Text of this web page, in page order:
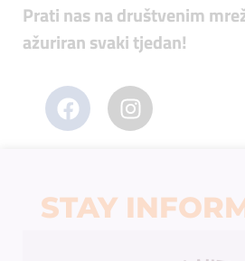
Prati nas na društvenim
ažuriran svaki tjedan!
STAY